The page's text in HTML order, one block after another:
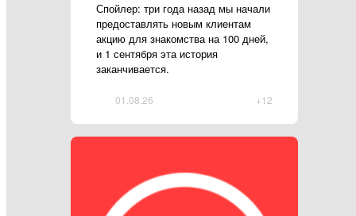
Спойлер: три года назад мы начали
предоставлять новым клиентам
акцию для знакомства на 100 дней,
и 1 сентября эта история
заканчивается.
+12
01.08.26